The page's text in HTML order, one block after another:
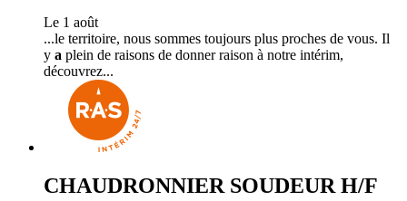
Le 1 août
...le territoire, nous sommes toujours plus proches de vous. Il
y a plein de raisons de donner raison à notre intérim,
découvrez...
CHAUDRONNIER SOUDEUR H/F